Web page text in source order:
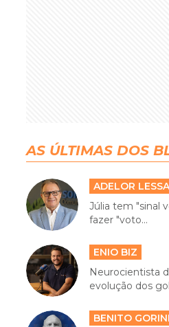
AS ÚLTIMAS DOS
ADELOR LESSA
Júlia tem "sinal
fazer "voto...
ENIO BIZ
Neurocientista
evolução dos
BENITO GORINI